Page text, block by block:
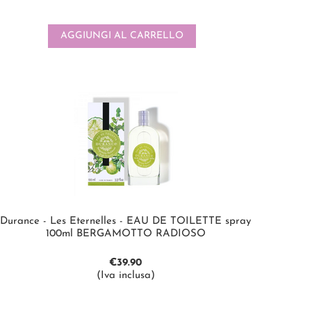
AGGIUNGI AL CARRELLO
Durance - Les Eternelles - EAU DE TOILETTE spray
100ml BERGAMOTTO RADIOSO
€39.90
(Iva inclusa)